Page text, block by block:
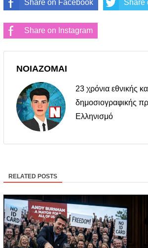
Share on Facebook Share
Share on Instagram
ΝΟΙΑΖΟΜΑΙ
23 χρόνια εθνικής
δημοσιογραφικής
Ελληνισμό
RELATED POSTS